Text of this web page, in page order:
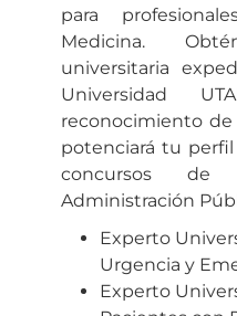
para
Medicina.
universitaria
Universidad
reconocimiento de
potenciará tu
concursos
Administración
Experto
Urgencia y
Experto